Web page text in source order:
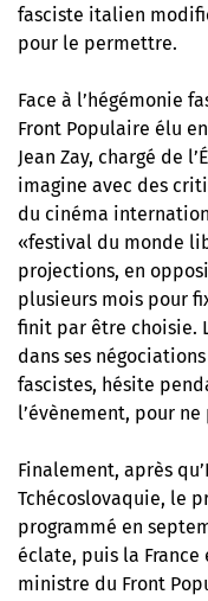
fasciste italien
pour le permettre.
Face à l’hégémonie
Front Populaire élu
Jean Zay, chargé de
imagine avec des
du cinéma
«festival du monde
projections, en
plusieurs mois pour
finit par être choisie.
dans ses
fascistes, hésite
l’évènement, pour
Finalement, après
Tchécoslovaquie, le
programmé en
éclate, puis la France
ministre du Front